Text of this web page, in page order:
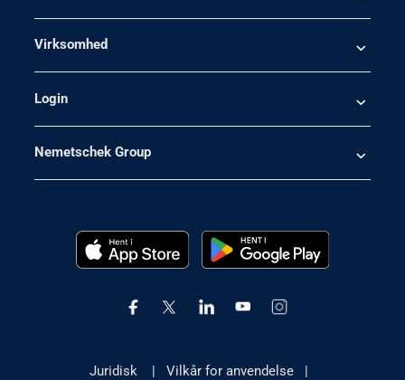
Virksomhed
Login
Nemetschek Group
Juridisk Vilkår for anvendelse